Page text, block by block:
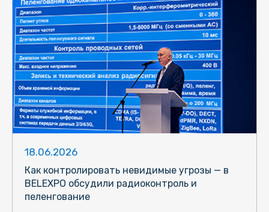
18.06.2026
Как контролировать невидимые угрозы — в
BELEXPO обсудили радиоконтроль и
пеленгование